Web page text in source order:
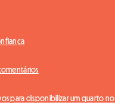
para disponibilizar um quarto no